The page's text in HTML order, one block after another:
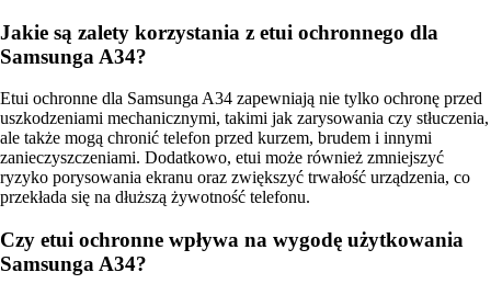
Jakie są zalety korzystania z etui ochronnego dla
Samsunga A34?
Etui ochronne dla Samsunga A34 zapewniają nie tylko ochronę przed
uszkodzeniami mechanicznymi, takimi jak zarysowania czy stłuczenia,
ale także mogą chronić telefon przed kurzem, brudem i innymi
zanieczyszczeniami. Dodatkowo, etui może również zmniejszyć
ryzyko porysowania ekranu oraz zwiększyć trwałość urządzenia, co
przekłada się na dłuższą żywotność telefonu.
Czy etui ochronne wpływa na wygodę użytkowania
Samsunga A34?